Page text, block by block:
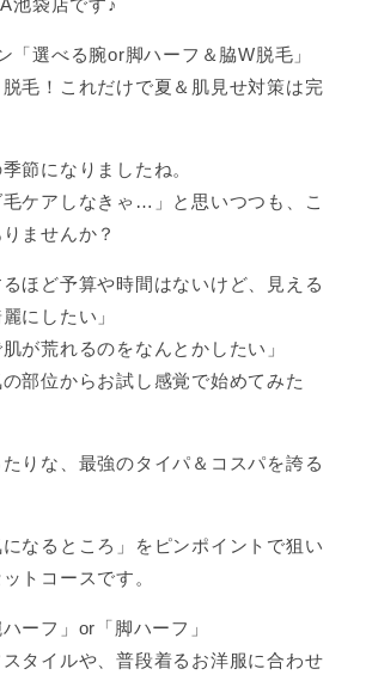
池袋店です♪
「選べる腕or脚ハーフ＆脇W脱毛」
毛！これだけで夏＆肌見せ対策は完
節になりましたね。
毛ケアしなきゃ…」と思いつつも、こ
ませんか？
るほど予算や時間はないけど、見える
にしたい」
が荒れるのをなんとかしたい」
の部位からお試し感覚で始めてみた
りな、最強のタイパ＆コスパを誇る
になるところ」をピンポイントで狙い
トコースです。
ーフ」or「脚ハーフ」
タイルや、普段着るお洋服に合わせ